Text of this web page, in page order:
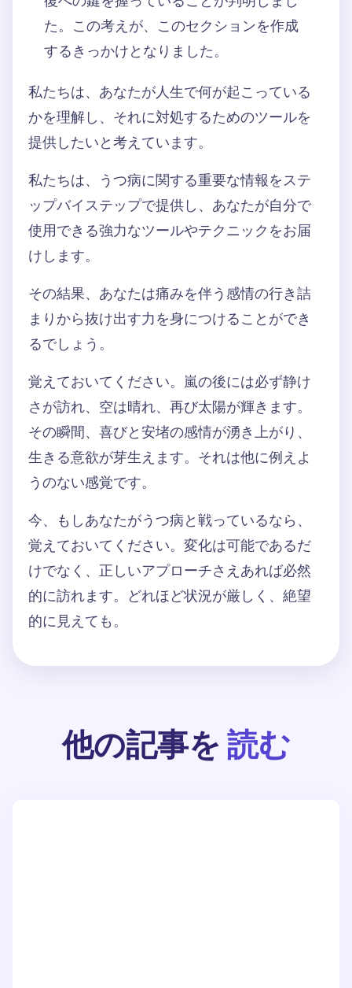
た。この考えが、このセクションを作成
するきっかけとなりました。
私たちは、あなたが人生で何が起こっている
かを理解し、それに対処するためのツールを
提供したいと考えています。
私たちは、うつ病に関する重要な情報をステ
ップバイステップで提供し、あなたが自分で
使用できる強力なツールやテクニックをお届
けします。
その結果、あなたは痛みを伴う感情の行き詰
まりから抜け出す力を身につけることができ
るでしょう。
覚えておいてください。嵐の後には必ず静け
さが訪れ、空は晴れ、再び太陽が輝きます。
その瞬間、喜びと安堵の感情が湧き上がり、
生きる意欲が芽生えます。それは他に例えよ
うのない感覚です。
今、もしあなたがうつ病と戦っているなら、
覚えておいてください。変化は可能であるだ
けでなく、正しいアプローチさえあれば必然
的に訪れます。どれほど状況が厳しく、絶望
的に見えても。
他の記事を 読む